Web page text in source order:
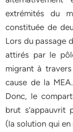
extrémités du
constituée de
Lors du passage
attirés par le
migrant à
cause de la
Donc, le
brut s’appauvrit
(la solution qui